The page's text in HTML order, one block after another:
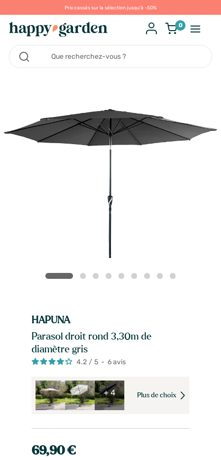
Prix cassés sur la sélection jusqu'à -50%
0
HAPUNA
Parasol droit rond 3,30m de
diamètre gris
4.2 / 5 - 6avis
+ 4 Plus de choix
69,90 €